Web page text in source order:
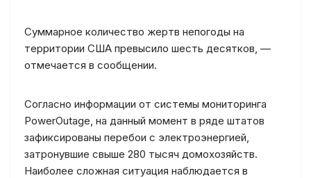
Суммарное количество жертв непогоды на
территории США превысило шесть десятков , —
отмечается в сообщении.
Согласно информации от системы мониторинга
PowerOutage, на данный момент в ряде штатов
зафиксированы перебои с электроэнергией,
затронувшие свыше 280 тысяч домохозяйств.
Наиболее сложная ситуация наблюдается в